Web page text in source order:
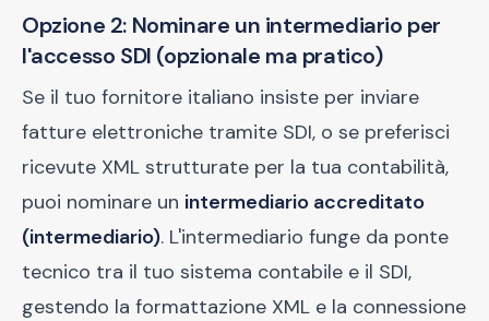
Opzione 2: Nominare un intermediario per
l'accesso SDI (opzionale ma pratico)
Se il tuo fornitore italiano insiste per inviare
fatture elettroniche tramite SDI, o se preferisci
ricevute XML strutturate per la tua contabilità,
puoi nominare un intermediario accreditato
(intermediario). L'intermediario funge da ponte
tecnico tra il tuo sistema contabile e il SDI,
gestendo la formattazione XML e la connessione